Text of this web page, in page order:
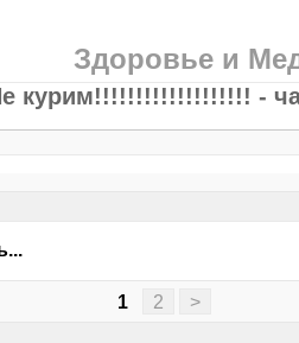
Здоровье и
курим!!!!!!!!!!!!!!!!!!! -
1 2 >